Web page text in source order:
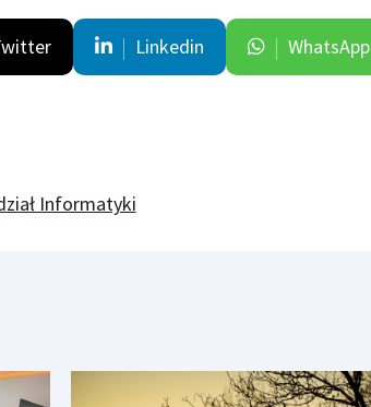
Linkedin WhatsApp
Informatyki